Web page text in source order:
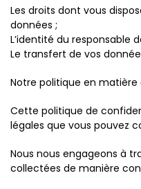
Les droits dont vous
données ;
L’identité du responsable
Le transfert de vos
Notre politique en matière
Cette politique de
légales que vous pouvez
Nous nous engageons à
collectées de manière